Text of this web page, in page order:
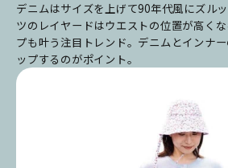
デニムはサイズを上げて90年代風にズル
ツのレイヤードはウエストの位置が高く
プも叶う注目トレンド。デニムとインナ
ップするのがポイント。